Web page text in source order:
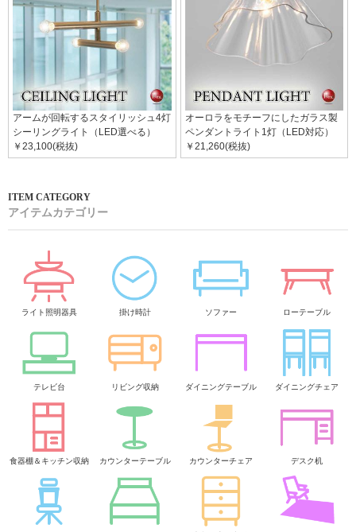
アームが回転するスタイリッシュ4灯
シーリングライト（LED選べる）
￥23,100(税抜)
オーロラをモチーフにしたガラス製
ペンダントライト1灯（LED対応）
￥21,260(税抜)
アイテムカテゴリー
ライト照明器具 掛け時計 ソファー ローテーブル
テレビ台 リビング収納 ダイニングテーブル ダイニングチェア
食器棚＆キッチン収納 カウンターテーブル カウンターチェア デスク机